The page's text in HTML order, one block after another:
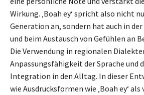
Wirkung. ‚Boah ey‘ spricht also nicht
Generation an, sondern hat auch in
und beim Austausch von Gefühlen an
Die Verwendung in regionalen
Anpassungsfähigkeit der Sprache und
Integration in den Alltag. In dieser
wie Ausdrucksformen wie ‚Boah ey‘ als